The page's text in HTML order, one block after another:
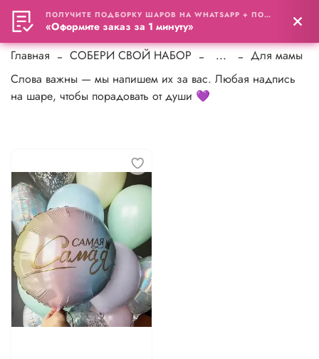
0
Главная СОБЕРИ СВОЙ НАБОР ...
Для мамы
Слова важны — мы напишем их за вас. Любая надпись
на шаре, чтобы порадовать от души 💜
ПОЛУЧИТЕ ПОДБОРКУ ШАРОВ НА WHATSAPP + ПОДАРОК
«Оформите заказ за 1 минуту»